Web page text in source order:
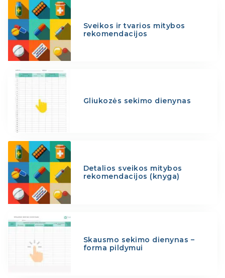
Sveikos ir tvarios mitybos
rekomendacijos
Gliukozės sekimo dienynas
Detalios sveikos mitybos
rekomendacijos (knyga)
Skausmo sekimo dienynas –
forma pildymui